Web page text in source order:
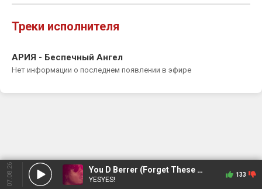
Треки исполнителя
АРИЯ - Беспечный Ангел
Нет информации о последнем появлении в эфире
07.08.26 You D Berrer (Forget These Times)
YESYES!
133